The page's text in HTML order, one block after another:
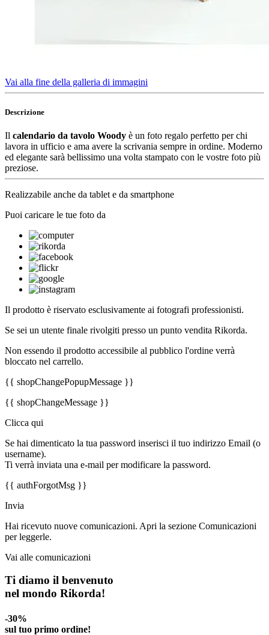
Vai alla fine della galleria di immagini
Descrizione
Il calendario da tavolo Woody è un foto regalo perfetto per chi
lavora in ufficio e ama avere la scrivania sempre in ordine. Moderno
ed elegante sarà bellissimo una volta stampato con le vostre foto più
preziose.
Realizzabile anche da tablet e da smartphone
Puoi caricare le tue foto da
Il prodotto è riservato esclusivamente ai fotografi professionisti.
Se sei un utente finale rivolgiti presso un punto vendita Rikorda.
Non essendo il prodotto accessibile al pubblico l'ordine verrà
bloccato nel carrello.
{{ shopChangePopupMessage }}
{{ shopChangeMessage }}
Clicca qui
Se hai dimenticato la tua password inserisci il tuo indirizzo Email (o
username).
Ti verrà inviata una e-mail per modificare la password.
{{ authForgotMsg }}
Invia
Hai ricevuto nuove comunicazioni. Apri la sezione Comunicazioni
per leggerle.
Vai alle comunicazioni
Ti diamo il benvenuto
nel mondo Rikorda!
-30%
sul tuo primo ordine!